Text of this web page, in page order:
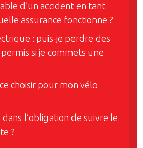
d’un accident en tant
assurance fonctionne ?
: puis-je perdre des
si je commets une
choisir pour mon vélo
dans l’obligation de suivre le
?